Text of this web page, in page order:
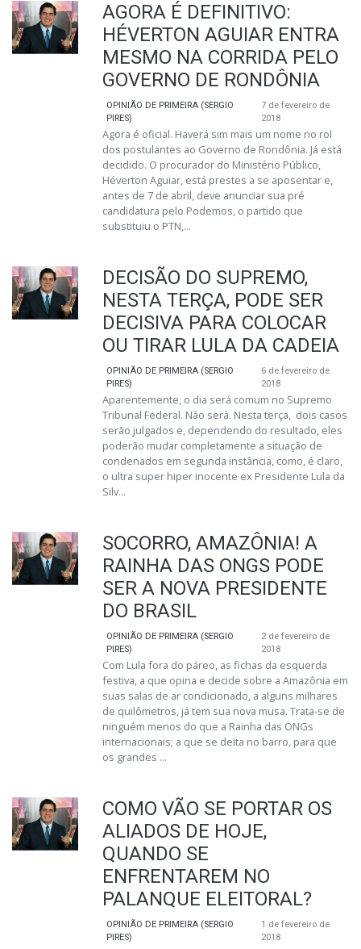
AGORA É DEFINITIVO:
HÉVERTON AGUIAR ENTRA
MESMO NA CORRIDA PELO
GOVERNO DE RONDÔNIA
OPINIÃO DE PRIMEIRA (SERGIO
PIRES)
7 de fevereiro de
2018
Agora é oficial. Haverá sim mais um nome no rol
dos postulantes ao Governo de Rondônia. Já está
decidido. O procurador do Ministério Público,
Héverton Aguiar, está prestes a se aposentar e,
antes de 7 de abril, deve anunciar sua pré
candidatura pelo Podemos, o partido que
substituiu o PTN,...
DECISÃO DO SUPREMO,
NESTA TERÇA, PODE SER
DECISIVA PARA COLOCAR
OU TIRAR LULA DA CADEIA
OPINIÃO DE PRIMEIRA (SERGIO
PIRES)
6 de fevereiro de
2018
Aparentemente, o dia será comum no Supremo
Tribunal Federal. Não será. Nesta terça, dois casos
serão julgados e, dependendo do resultado, eles
poderão mudar completamente a situação de
condenados em segunda instância, como, é claro,
o ultra super hiper inocente ex Presidente Lula da
Silv...
SOCORRO, AMAZÔNIA! A
RAINHA DAS ONGS PODE
SER A NOVA PRESIDENTE
DO BRASIL
OPINIÃO DE PRIMEIRA (SERGIO
PIRES)
2 de fevereiro de
2018
Com Lula fora do páreo, as fichas da esquerda
festiva, a que opina e decide sobre a Amazônia em
suas salas de ar condicionado, a alguns milhares
de quilômetros, já tem sua nova musa. Trata-se de
ninguém menos do que a Rainha das ONGs
internacionais; a que se deita no barro, para que
os grandes ...
COMO VÃO SE PORTAR OS
ALIADOS DE HOJE,
QUANDO SE
ENFRENTAREM NO
PALANQUE ELEITORAL?
OPINIÃO DE PRIMEIRA (SERGIO
PIRES)
1 de fevereiro de
2018